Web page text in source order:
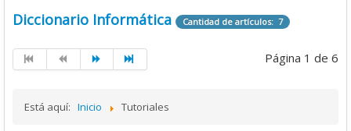
Diccionario Informática Cantidad de artículos: 7
Página 1 de 6
Está aquí: Inicio Tutoriales